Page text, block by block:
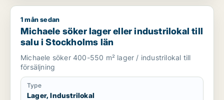
Michaele söker lager eller industrilokal till salu i Stockholms
1 mån sedan
Michaele söker lager eller industrilokal till
salu i Stockholms län
Michaele söker 400-550 m² lager / industrilokal till
försäljning
Type
Lager, Industrilokal